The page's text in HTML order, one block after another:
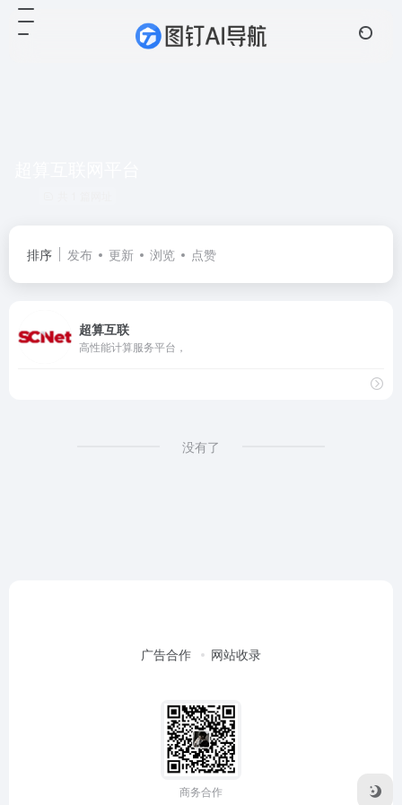
排序 发布 更新 浏览 点赞
超算互联
高性能计算服务平台，
没有了
广告合作 网站收录
商务合作